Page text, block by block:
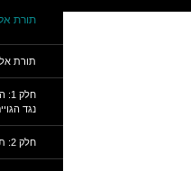
תורת
תורת
נגד
חלק 2: תכנית הישועה הכוזבת